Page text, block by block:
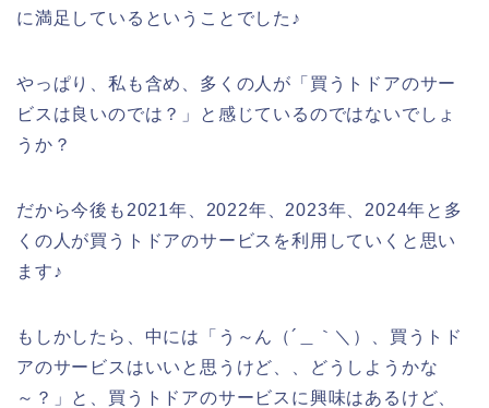
に満足しているということでした♪
やっぱり、私も含め、多くの人が「買うトドアのサー
ビスは良いのでは？」と感じているのではないでしょ
うか？
だから今後も2021年、2022年、2023年、2024年と多
くの人が買うトドアのサービスを利用していくと思い
ます♪
もしかしたら、中には「う～ん（´＿｀＼）、買うトド
アのサービスはいいと思うけど、、どうしようかな
～？」と、買うトドアのサービスに興味はあるけど、